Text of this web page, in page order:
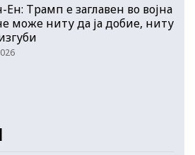
Ен: Трамп е заглавен во војна
може ниту да ја добие, ниту